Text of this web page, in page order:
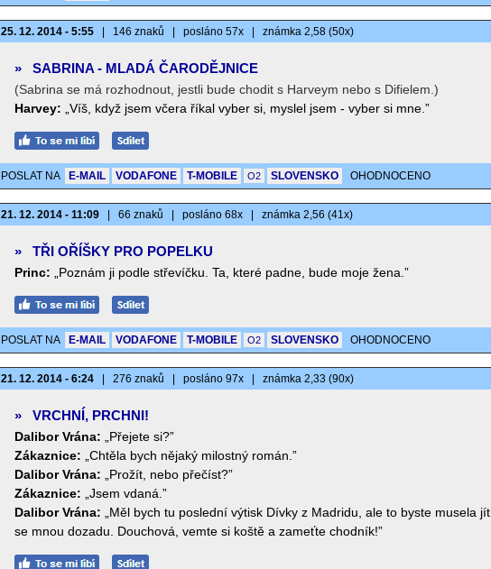
25. 12. 2014 - 5:55 146 znaků posláno 57x známka 2,58 (50x)
» SABRINA - MLADÁ ČARODĚJNICE
(Sabrina se má rozhodnout, jestli bude chodit s Harveym nebo s Difielem.)
Harvey:
„Víš, když jsem včera říkal vyber si, myslel jsem - vyber si mne.”
POSLAT NA E-MAIL VODAFONE T-MOBILE O2 SLOVENSKO OHODNOCENO
21. 12. 2014 - 11:09 66 znaků posláno 68x známka 2,56 (41x)
» TŘI OŘÍŠKY PRO POPELKU
Princ: „Poznám ji podle střevíčku. Ta, které padne, bude moje žena.”
POSLAT NA E-MAIL VODAFONE T-MOBILE O2 SLOVENSKO OHODNOCENO
21. 12. 2014 - 6:24 276 znaků posláno 97x známka 2,33 (90x)
» VRCHNÍ, PRCHNI!
Dalibor Vrána:
„Přejete si?”
Zákaznice:
„Chtěla bych nějaký milostný román.”
Dalibor Vrána:
„Prožít, nebo přečíst?”
Zákaznice:
„Jsem vdaná.”
Dalibor Vrána:
„Měl bych tu poslední výtisk Dívky z Madridu, ale to byste musela jít
se mnou dozadu. Douchová, vemte si koště a zameťte chodník!”